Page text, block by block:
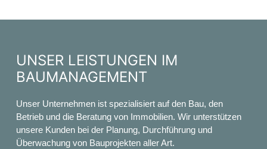
UNSER LEISTUNGEN IM
BAUMANAGEMENT
Unser Unternehmen ist spezialisiert auf den Bau, den
Betrieb und die Beratung von Immobilien. Wir unterstützen
unsere Kunden bei der Planung, Durchführung und
Überwachung von Bauprojekten aller Art.